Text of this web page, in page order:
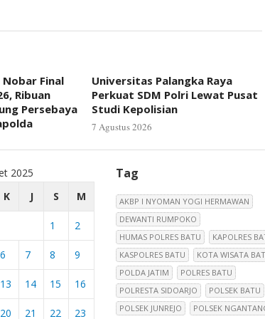
Final
Ribuan
Persebaya
Universitas Palangka Raya
Perkuat SDM Polri Lewat Pusat
Studi Kepolisian
7 Agustus 2026
2025
K J S M
1 2
6 7 8 9
13 14 15 16
20 21 22 23
Tag
AKBP I NYOMAN YOGI HERMAWAN
DEWANTI RUMPOKO
HUMAS POLRES BATU
KAPOLRES
KASPOLRES BATU
KOTA WISATA
POLDA JATIM
POLRES BATU
POLRESTA SIDOARJO
POLSEK BATU
POLSEK JUNREJO
POLSEK